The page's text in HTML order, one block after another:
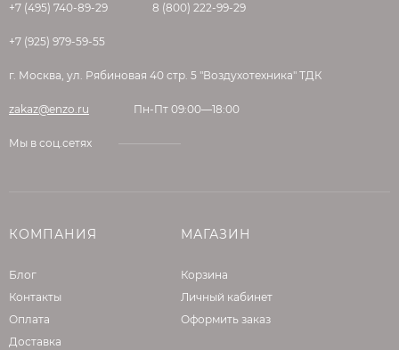
+7 (495) 740-89-29 8 (800) 222-99-29
+7 (925) 979-59-55
г. Москва, ул. Рябиновая 40 стр. 5 "Воздухотехника" ТДК
zakaz@enzo.ru Пн-Пт 09:00—18:00
Мы в соц.сетях
КОМПАНИЯ
Блог
Контакты
Оплата
Доставка
МАГАЗИН
Корзина
Личный кабинет
Оформить заказ